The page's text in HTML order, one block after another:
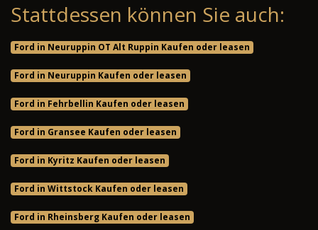
Stattdessen können Sie auch:
Ford in Neuruppin OT Alt Ruppin Kaufen oder leasen
Ford in Neuruppin Kaufen oder leasen
Ford in Fehrbellin Kaufen oder leasen
Ford in Gransee Kaufen oder leasen
Ford in Kyritz Kaufen oder leasen
Ford in Wittstock Kaufen oder leasen
Ford in Rheinsberg Kaufen oder leasen